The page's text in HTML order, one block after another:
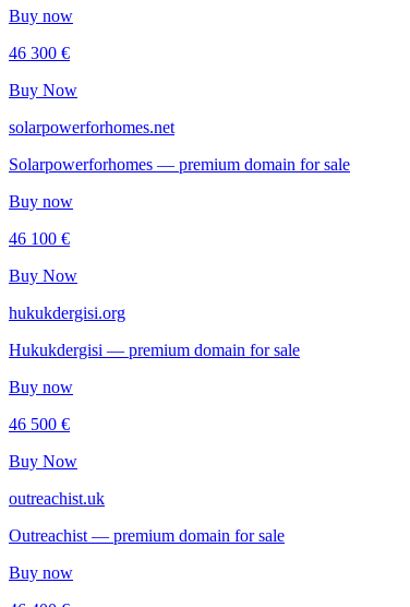
Buy now
46 300 €
Buy Now
solarpowerforhomes.net
Solarpowerforhomes — premium domain for sale
Buy now
46 100 €
Buy Now
hukukdergisi.org
Hukukdergisi — premium domain for sale
Buy now
46 500 €
Buy Now
outreachist.uk
Outreachist — premium domain for sale
Buy now